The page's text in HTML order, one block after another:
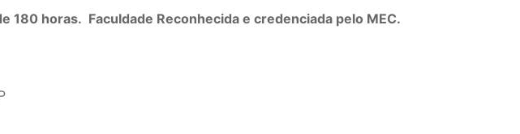
180 horas. Faculdade Reconhecida e credenciada pelo MEC.